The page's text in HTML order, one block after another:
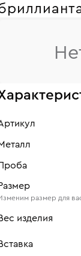
размер для
изделия